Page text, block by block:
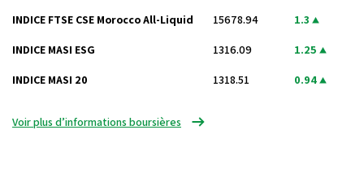
INDICE FTSE CSE Morocco All-Liquid 15678.94 1.3
INDICE MASI ESG 1316.09 1.25
INDICE MASI 20 1318.51 0.94
Voir plus d’informations boursières